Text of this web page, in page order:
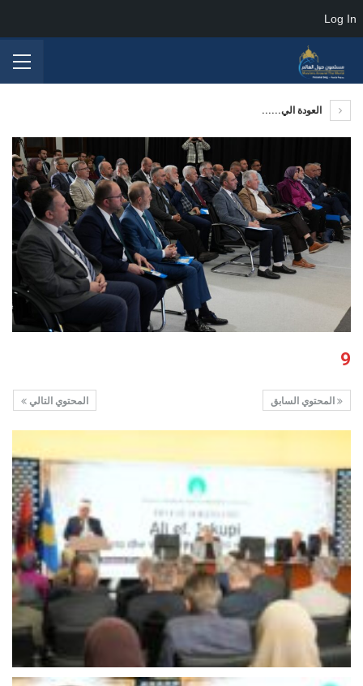
العودة الي......
9
المحتوي التالي المحتوي السابق
Log In